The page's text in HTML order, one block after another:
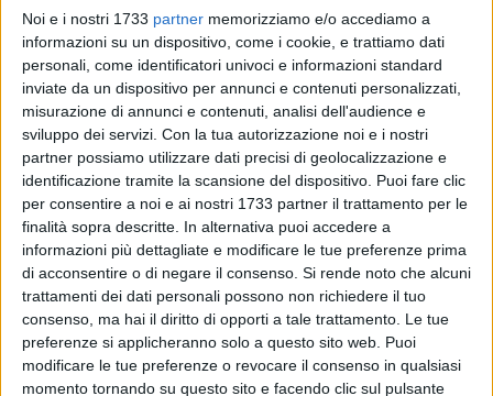
Noi e i nostri 1733 partner memorizziamo e/o accediamo a
informazioni su un dispositivo, come i cookie, e trattiamo dati
personali, come identificatori univoci e informazioni standard
inviate da un dispositivo per annunci e contenuti personalizzati,
misurazione di annunci e contenuti, analisi dell'audience e
sviluppo dei servizi. Con la tua autorizzazione noi e i nostri
partner possiamo utilizzare dati precisi di geolocalizzazione e
identificazione tramite la scansione del dispositivo. Puoi fare clic
per consentire a noi e ai nostri 1733 partner il trattamento per le
finalità sopra descritte. In alternativa puoi accedere a
informazioni più dettagliate e modificare le tue preferenze prima
di acconsentire o di negare il consenso. Si rende noto che alcuni
trattamenti dei dati personali possono non richiedere il tuo
consenso, ma hai il diritto di opporti a tale trattamento. Le tue
preferenze si applicheranno solo a questo sito web. Puoi
modificare le tue preferenze o revocare il consenso in qualsiasi
momento tornando su questo sito e facendo clic sul pulsante
parodontologia, ortodonzia tradizionale e invisibile,
conservativa, endodonzia e medicina estetica non invasiva o
mininvasiva del distretto facciale. Ogni trattamento viene
pianificato sulla base della situazione clinica del paziente,
con spiegazioni trasparenti in tutte le fasi del percorso
terapeutico.
Le tecnologie aggiornate e i sistemi di radiologia presenti
direttamente nello studio supportano la diagnosi accurata e
la pianificazione delle terapie, permettendo un approccio
sicuro, aggiornato e conforme alle indicazioni cliniche.
Affidarsi allo Studio Dentistico Dott. Domenico Cafagna a
Barletta significa poter contare su un'assistenza
professionale, che combina le diverse specialità